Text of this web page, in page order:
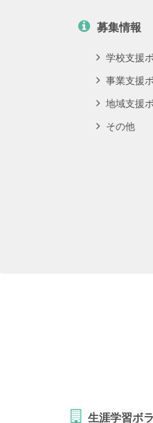
募集情報
学校支援
事業支援
地域支援
その他
生涯学習ボ